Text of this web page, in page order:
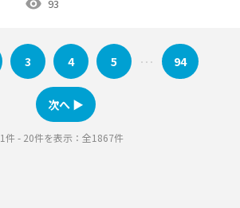
ナグマが絶滅、次いで ヒグマが絶滅してツキノワ
visibility 93
3 4 5 ･･･ 94
次へ ▶︎
1件 - 20件を表示：全1867件